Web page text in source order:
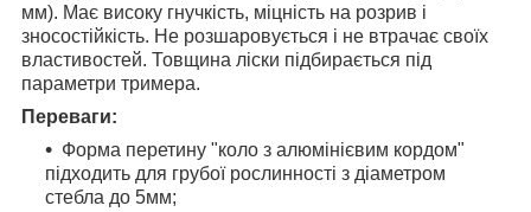
мм). Має високу гнучкість, міцність на розрив і
зносостійкість. Не розшаровується і не втрачає своїх
властивостей. Товщина ліски підбирається під
параметри тримера.
Переваги:
Форма перетину "коло з алюмінієвим кордом"
підходить для грубої рослинності з діаметром
стебла до 5мм;